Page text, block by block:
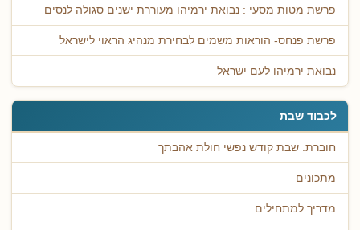
פרשת מטות מסעי : נבואת ירמיהו מעוררת ישנים סגולה לנסים
פרשת פנחס- הוראות משמים לבחירת מנהיג הראוי לישראל
נבואת ירמיהו לעם ישראל
לכבוד שבת
חוברת: שבת קודש נפשי חולת אהבתך
מתכונים
מדריך למתחילים